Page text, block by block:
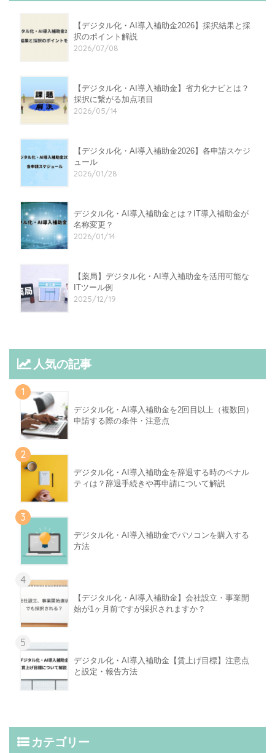
【デジタル化・AI導入補助金2026】採択結果と採
択のポイント解説
2026/07/08
【デジタル化・AI導入補助金】省力化ナビとは？
採択に繋がる加点項目
2026/05/14
【デジタル化・AI導入補助金2026】各申請スケジ
ュール
2026/01/28
デジタル化・AI導入補助金とは？IT導入補助金が
名称変更？
2026/01/14
【薬局】デジタル化・AI導入補助金を活用可能な
ITツール例
2025/12/19
人気の記事
1
デジタル化・AI導入補助金を2回目以上（複数回）
申請する際の条件・注意点
2
デジタル化・AI導入補助金を辞退する時のペナル
ティは？辞退手続きや再申請について解説
3
デジタル化・AI導入補助金でパソコンを購入する
方法
4
【デジタル化・AI導入補助金】会社設立・事業開
始が1ヶ月前ですが採択されますか？
5
デジタル化・AI導入補助金【賃上げ目標】注意点
と設定・報告方法
カテゴリー